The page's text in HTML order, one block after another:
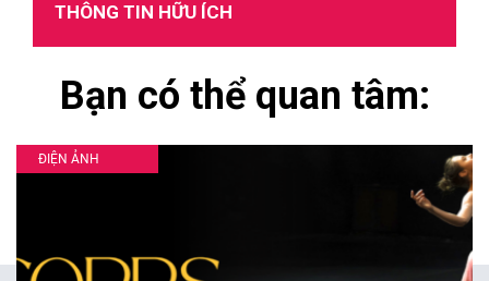
THÔNG TIN HỮU ÍCH
Bạn có thể quan tâm:
ĐIỆN ẢNH